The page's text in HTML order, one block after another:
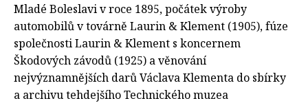
Mladé Boleslavi v roce 1895, počátek výroby
automobilů v továrně Laurin & Klement (1905), fúze
společnosti Laurin & Klement s koncernem
Škodových závodů (1925) a věnování
nejvýznamnějších darů Václava Klementa do sbírky
a archivu tehdejšího Technického muzea